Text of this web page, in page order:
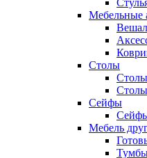
Мебельные
Столы
Столы
Сейфы
Мебель